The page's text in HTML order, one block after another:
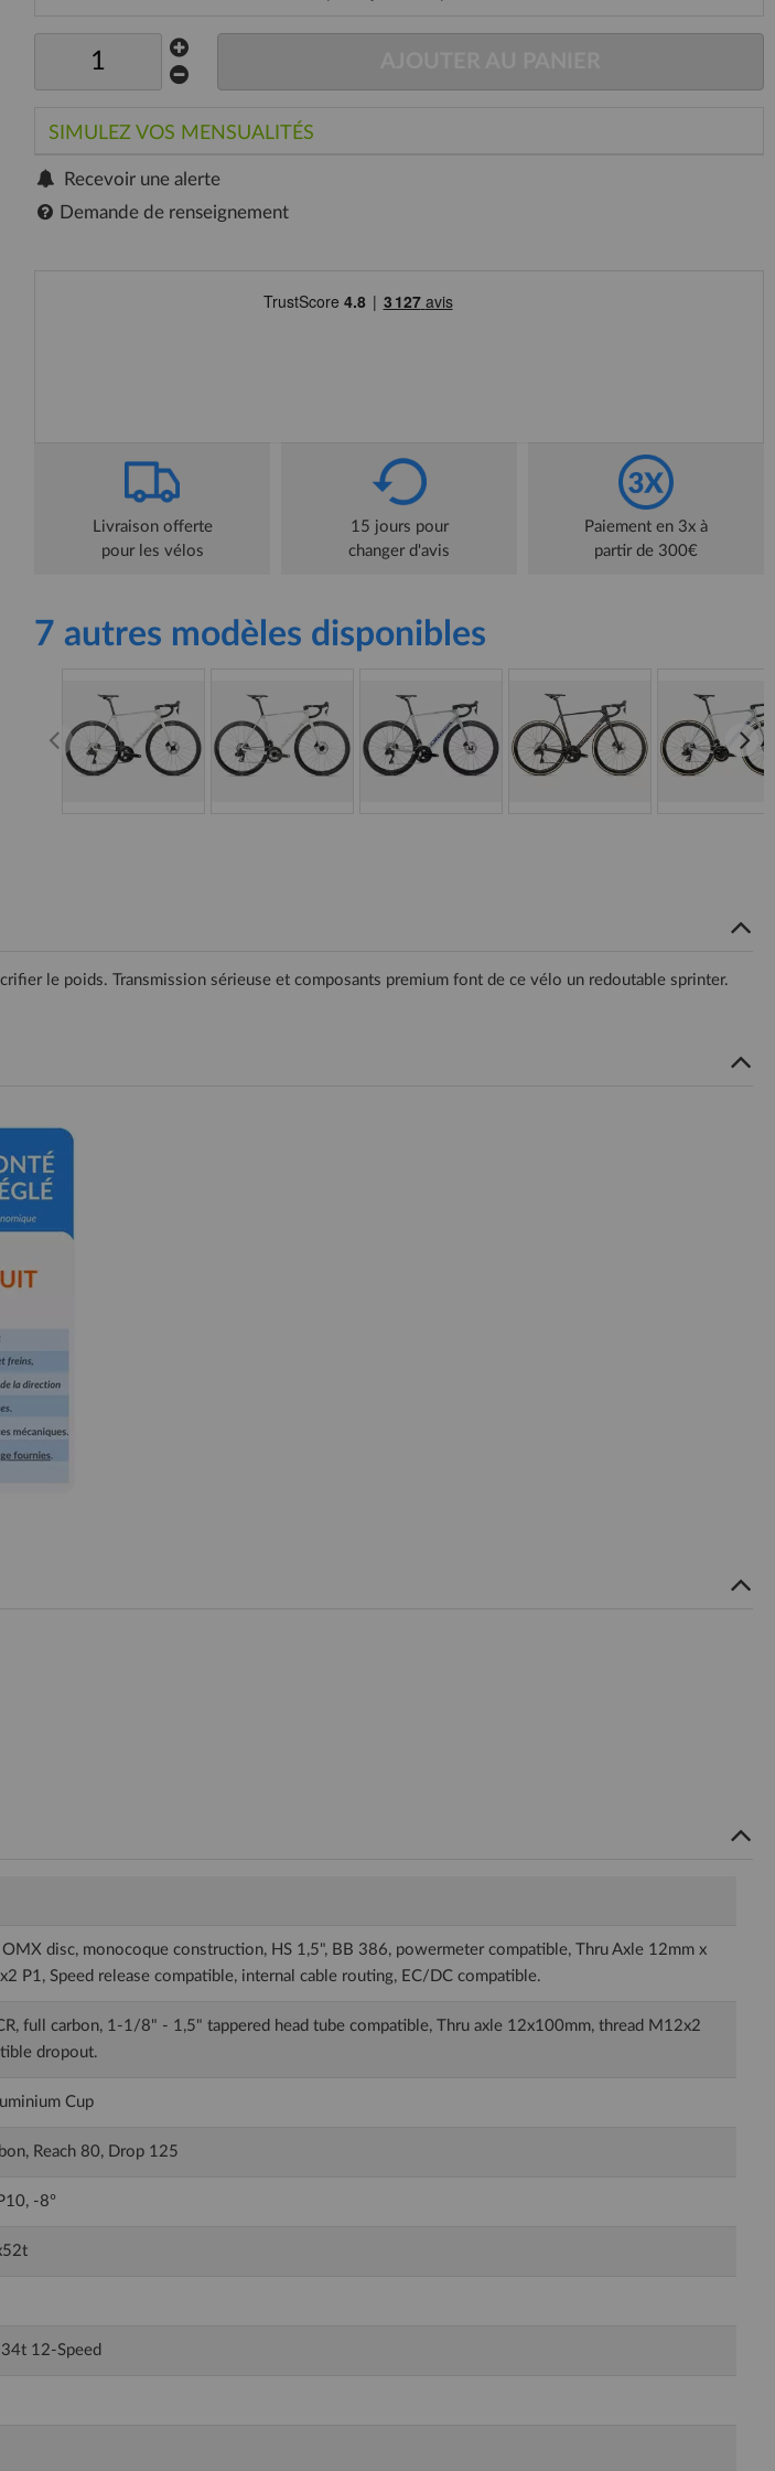
SIMULEZ VOS MENSUALITÉS
Recevoir une alerte
Demande de renseignement
Livraison offerte
pour les vélos
15 jours pour
changer d'avis
Paiement en 3x à
partir de 300€
7 autres modèles disponibles
le poids. Transmission sérieuse et composants premium font de ce vélo un redoutable sprinter.
disc, monocoque construction, HS 1,5", BB 386, powermeter compatible, Thru Axle 12mm x
P1, Speed release compatible, internal cable routing, EC/DC compatible.
full carbon, 1-1/8" - 1,5" tappered head tube compatible, Thru axle 12x100mm, thread M12x2
dropout.
Cup
Reach 80, Drop 125
-8º
12-Speed